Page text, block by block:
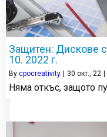
Защитен: Дискове
10. 2022 г.
By cpocreativity | 30 окт., 22 |
Няма откъс, защото